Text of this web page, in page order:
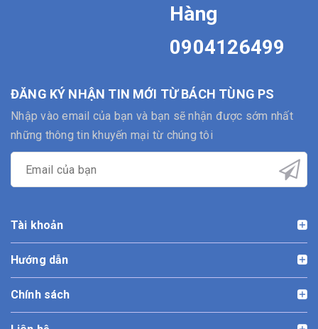
Hàng
0904126499
ĐĂNG KÝ NHẬN TIN MỚI TỪ BÁCH TÙNG PS
Nhập vào email của bạn và bạn sẽ nhận được sớm nhất
những thông tin khuyến mại từ chúng tôi
Tài khoản
Hướng dẫn
Chính sách